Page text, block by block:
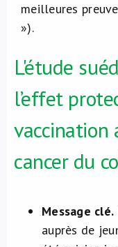
meilleures
»).
L'étude
l’effet
vaccination
cancer du
Message clé.
auprès de